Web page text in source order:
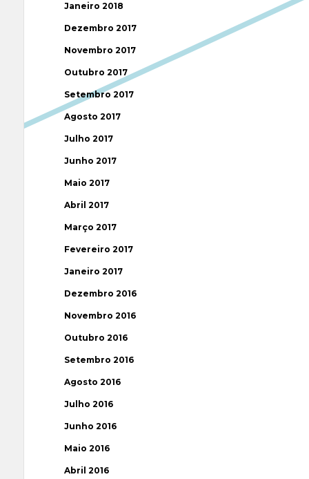
Janeiro 2018
Dezembro 2017
Novembro 2017
Outubro 2017
Setembro 2017
Agosto 2017
Julho 2017
Junho 2017
Maio 2017
Abril 2017
Março 2017
Fevereiro 2017
Janeiro 2017
Dezembro 2016
Novembro 2016
Outubro 2016
Setembro 2016
Agosto 2016
Julho 2016
Junho 2016
Maio 2016
Abril 2016